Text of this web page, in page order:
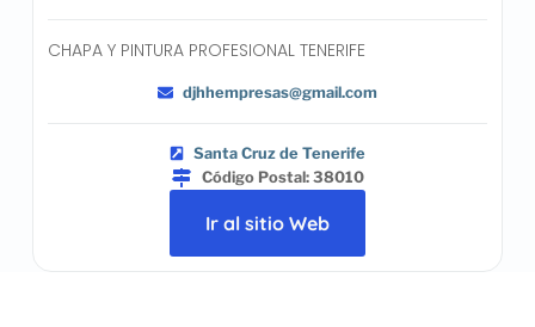
CHAPA Y PINTURA PROFESIONAL TENERIFE
djhhempresas@gmail.com
Santa Cruz de Tenerife
Código Postal: 38010
Ir al sitio Web